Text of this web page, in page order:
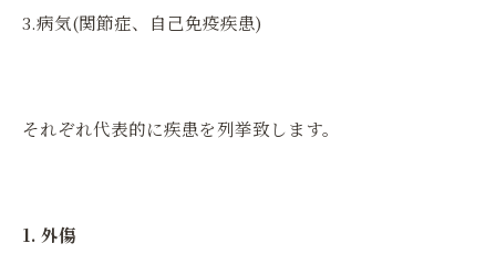
3.病気(関節症、自己免疫疾患)
それぞれ代表的に疾患を列挙致します。
1. 外傷